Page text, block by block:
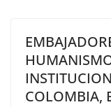
COLOMBIA,